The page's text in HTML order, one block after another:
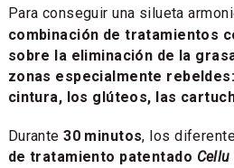
Para conseguir una silueta
combinación de tratamientos
sobre la eliminación de la
zonas especialmente
cintura, los glúteos, las
Durante30 minutos, los
de tratamiento patentado